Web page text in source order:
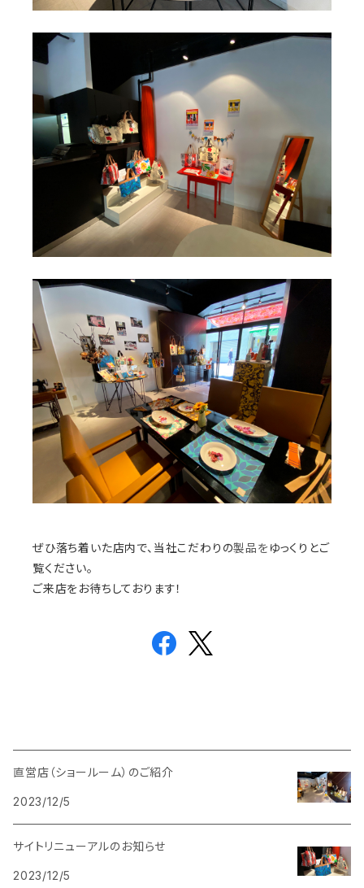
ぜひ落ち着いた店内で、当社こだわりの製品をゆっくりとご
覧ください。
ご来店をお待ちしております！
直営店（ショールーム）のご紹介
2023/12/5
サイトリニューアルのお知らせ
2023/12/5